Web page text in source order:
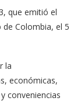
que emitió el
Colombia, el 5
la
económicas,
conveniencias